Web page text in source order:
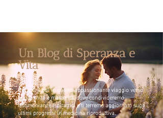
Un Blog di Speranza e
Vita
Unisciti a noi in questo appassionante viaggio verso
la paternità e maternità, dove condivideremo
testimonianze ispiratrici e ti terremo aggiornato sugli
ultimi progressi in medicina riproduttiva.